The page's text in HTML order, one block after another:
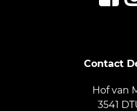
Contact
Hof van
3541